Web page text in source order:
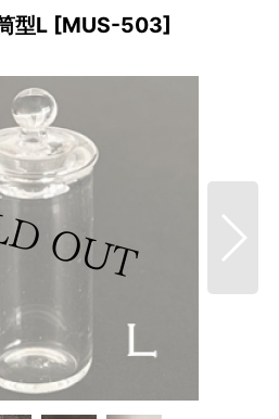
型L [MUS-503]